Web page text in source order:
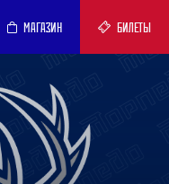
МАГАЗИН БИЛЕТЫ